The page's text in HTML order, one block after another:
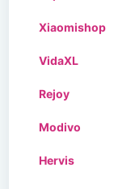
Xiaomishop
VidaXL
Rejoy
Modivo
Hervis